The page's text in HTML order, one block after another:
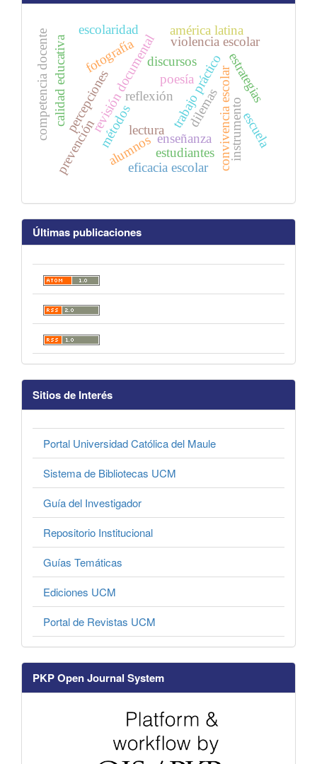
métodos enseñanza
lectura
alumnos
trabajo práctico
revisión documental violencia escolar
convivencia escolar
prevención
estrategias
percepciones
eficacia escolar
américa latina
calidad educativa poesía
fotografía
estudiantes
escolaridad
dilemas
reflexión
instrumento
discursos
escuela
competencia docente
Últimas publicaciones
Sitios de Interés
Portal Universidad Católica del Maule
Sistema de Bibliotecas UCM
Guía del Investigador
Repositorio Institucional
Guías Temáticas
Ediciones UCM
Portal de Revistas UCM
PKP Open Journal System